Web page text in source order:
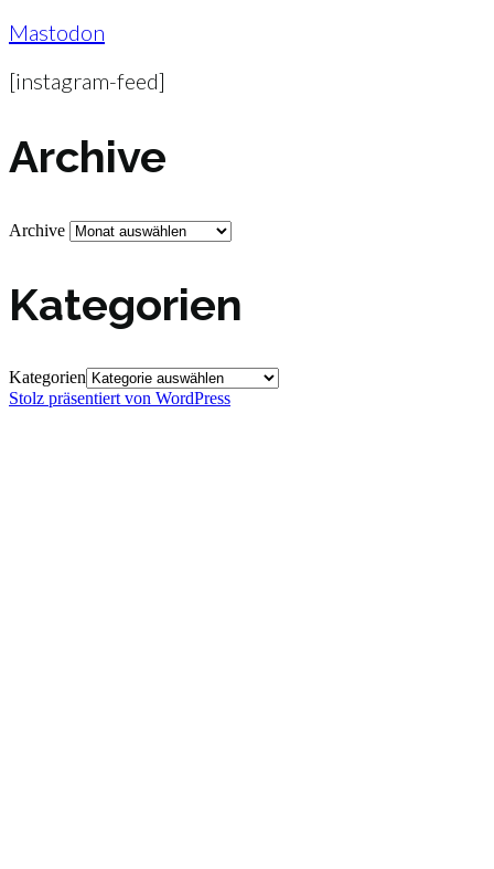
Mastodon
[instagram-feed]
Archive
Archive
Kategorien
Kategorien
Stolz präsentiert von WordPress